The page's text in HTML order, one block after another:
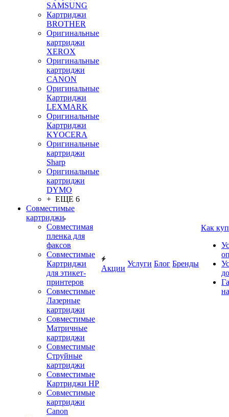
SAMSUNG
Картриджи
BROTHER
Оригинальные
картриджи
XEROX
Оригинальные
картриджи
CANON
Оригинальные
Картриджи
LEXMARK
Оригинальные
Картриджи
KYOCERA
Оригинальные
картриджи
Sharp
Оригинальные
картриджи
DYMO
+ ЕЩЕ 6
Совместимые
картриджи
Совместимая
пленка для
факсов
Совместимые
Картриджи
для этикет-
принтеров
Совместимые
Лазерные
картриджи
Совместимые
Матричные
картриджи
Совместимые
Струйные
картриджи
Совместимые
Картриджи HP
Совместимые
картриджи
Canon
Акции
Услуги Блог Бренды
Как